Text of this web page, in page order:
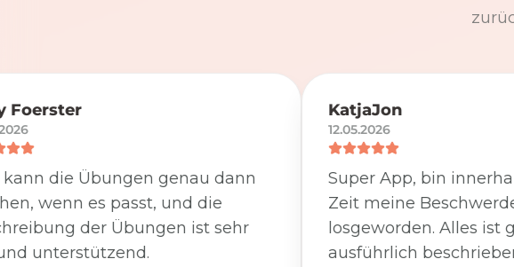
Foerster
die Übungen genau dann
wenn es passt, und die
der Übungen ist sehr
unterstützend.
KatjaJon
12.05.2026
Super App, bin
Zeit meine
losgeworden. Alles ist
ausführlich